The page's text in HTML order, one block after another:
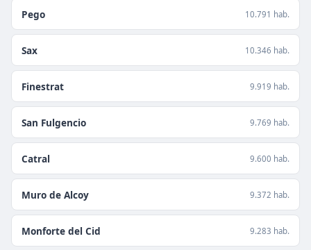
Pego 10.791 hab.
Sax 10.346 hab.
Finestrat 9.919 hab.
San Fulgencio 9.769 hab.
Catral 9.600 hab.
Muro de Alcoy 9.372 hab.
Monforte del Cid 9.283 hab.